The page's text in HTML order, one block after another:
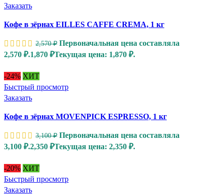
Заказать
Кофе в зёрнах EILLES CAFFE CREMA, 1 кг
2,570₽ Первоначальная цена составляла
2,570 ₽.1,870 ₽Текущая цена: 1,870 ₽.
-24% ХИТ
Быстрый просмотр
Заказать
Кофе в зёрнах MOVENPICK ESPRESSO, 1 кг
3,100₽ Первоначальная цена составляла
3,100 ₽.2,350 ₽Текущая цена: 2,350 ₽.
-20% ХИТ
Быстрый просмотр
Заказать